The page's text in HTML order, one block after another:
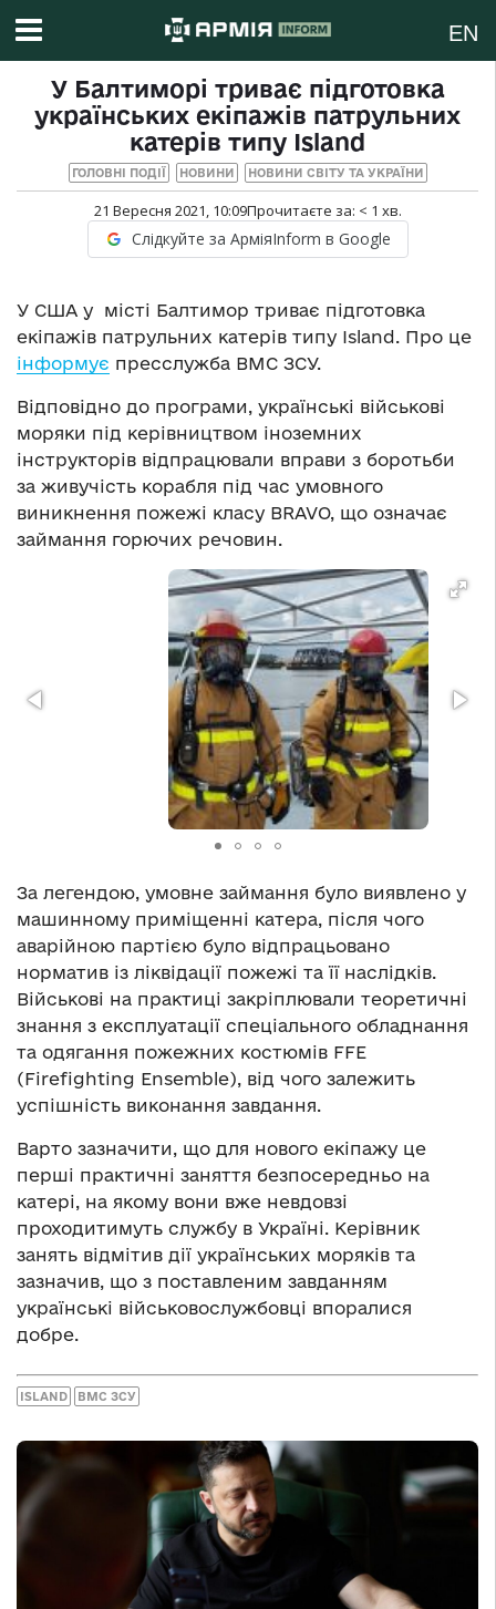
EN
У Балтиморі триває підготовка
українських екіпажів патрульних
катерів типу Island
ГОЛОВНІ ПОДІЇ НОВИНИ НОВИНИ СВІТУ ТА УКРАЇНИ
21 Вересня 2021, 10:09Прочитаєте за: < 1 хв.
Слідкуйте за АрміяInform в Google
У США у місті Балтимор триває підготовка
екіпажів патрульних катерів типу Island. Про це
інформує пресслужба ВМС ЗСУ.
Відповідно до програми, українські військові
моряки під керівництвом іноземних
інструкторів відпрацювали вправи з боротьби
за живучість корабля під час умовного
виникнення пожежі класу BRAVO, що означає
займання горючих речовин.
За легендою, умовне займання було виявлено у
машинному приміщенні катера, після чого
аварійною партією було відпрацьовано
норматив із ліквідації пожежі та її наслідків.
Військові на практиці закріплювали теоретичні
знання з експлуатації спеціального обладнання
та одягання пожежних костюмів FFE
(Firefighting Ensemble), від чого залежить
успішність виконання завдання.
Варто зазначити, що для нового екіпажу це
перші практичні заняття безпосередньо на
катері, на якому вони вже невдовзі
проходитимуть службу в Україні. Керівник
занять відмітив дії українських моряків та
зазначив, що з поставленим завданням
українські військовослужбовці впоралися
добре.
ISLAND ВМС ЗСУ